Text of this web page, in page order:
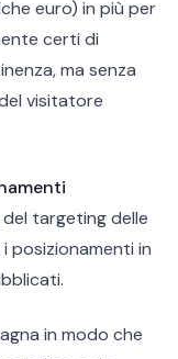
euro) in più per
certi di
ma senza
visitatore
targeting delle
posizionamenti in
in modo che